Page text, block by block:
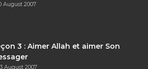
August 2007
3 : Aimer Allah et aimer Son
August 2007